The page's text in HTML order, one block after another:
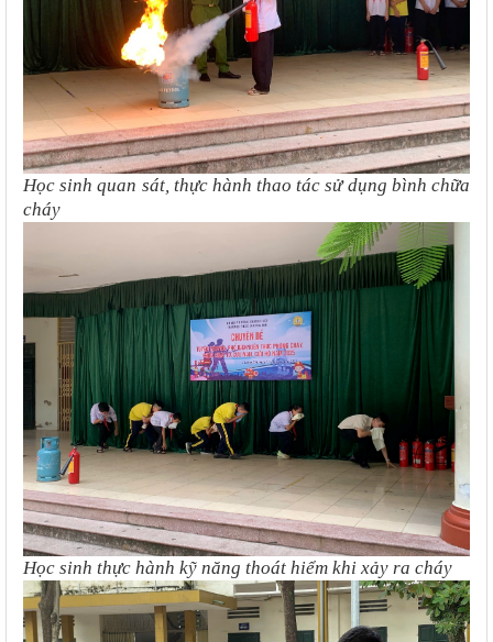
Học sinh quan sát, thực hành thao tác sử dụng bình chữa
cháy
Học sinh thực hành kỹ năng thoát hiểm khi xảy ra cháy